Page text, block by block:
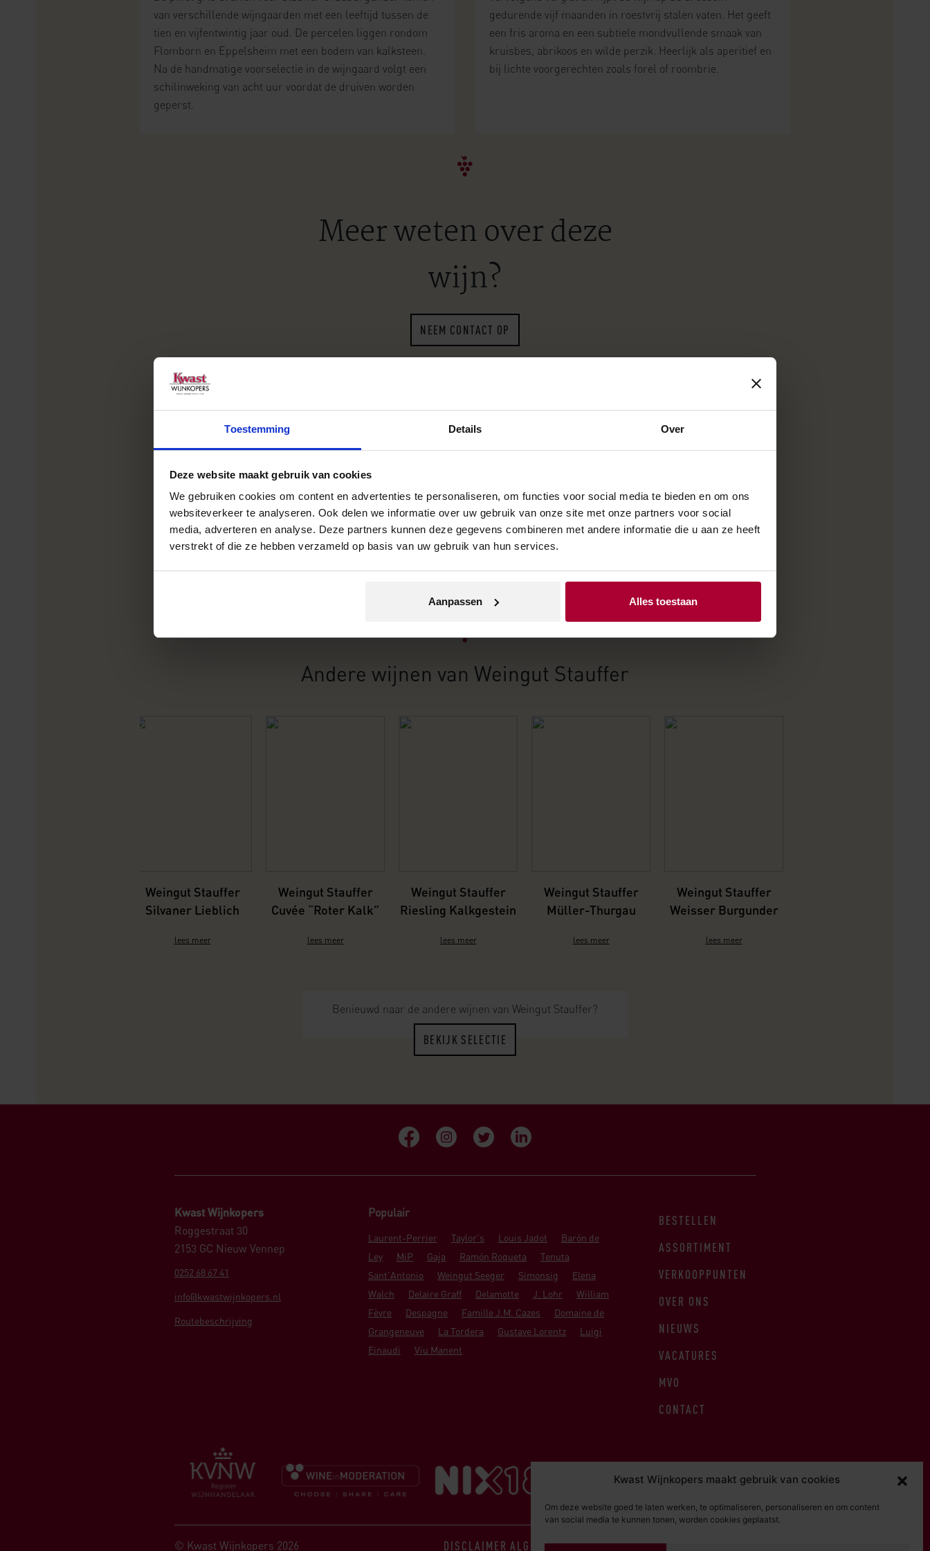
Toestemming Details Over
Deze website maakt gebruik van cookies
We gebruiken cookies om content en advertenties te personaliseren, om functies voor social media te bieden en om ons
websiteverkeer te analyseren. Ook delen we informatie over uw gebruik van onze site met onze partners voor social
media, adverteren en analyse. Deze partners kunnen deze gegevens combineren met andere informatie die u aan ze heeft
verstrekt of die ze hebben verzameld op basis van uw gebruik van hun services.
Aanpassen Alles toestaan
Kwast Wijnkopers maakt gebruik van cookies
Om deze website goed te laten werken, te optimaliseren, personaliseren en om content
van social media te kunnen tonen, worden cookies geplaatst.
van verschillende wijngaarden met een leeftijd tussen de
tien en vijfentwintig jaar oud. De percelen liggen rondom
Flomborn en Eppelsheim met een bodem van kalksteen.
Na de handmatige voorselectie in de wijngaard volgt een
schilinweking van acht uur voordat de druiven worden
geperst.
gedurende vijf maanden in roestvrij stalen vaten. Het geeft
een fris aroma en een subtiele mondvullende smaak van
kruisbes, abrikoos en wilde perzik. Heerlijk als aperitief en
bij lichte voorgerechten zoals forel of roombrie.
Meer weten over deze
wijn?
NEEM CONTACT OP
Verkooppunt zoeken
Geen zakelijke klant? Vul dan uw plaatsnaam of postcode in
en vind het dichtstbijzijnde verkooppunt.
Andere wijnen van Weingut Stauffer
Weingut Stauffer
Silvaner Lieblich
lees meer
Weingut Stauffer
Cuvée “Roter Kalk”
lees meer
Weingut Stauffer
Riesling Kalkgestein
lees meer
Weingut Stauffer
Müller-Thurgau
lees meer
Weingut Stauffer
Weisser Burgunder
lees meer
Benieuwd naar de andere wijnen van Weingut Stauffer?
BEKIJK SELECTIE
Kwast Wijnkopers
Roggestraat 30
2153 GC Nieuw Vennep
0252 68 67 41
info@kwastwijnkopers.nl
Routebeschrijving
Populair
Laurent-Perrier Taylor's Louis Jadot
Barón de
Ley
MiP Gaja Ramón Roqueta
Tenuta
Sant'Antonio
Weingut Seeger Simonsig
Elena
Walch
Delaire Graff Delamotte J. Lohr
William
Fèvre
Despagne Famille J.M. Cazes
Domaine de
Grangeneuve
La Tordera Gustave Lorentz
Luigi
Einaudi
Viu Manent
BESTELLEN
ASSORTIMENT
VERKOOPPUNTEN
OVER ONS
NIEUWS
VACATURES
MVO
CONTACT
© Kwast Wijnkopers 2026 DISCLAIMER ALGEMENE VOORWAARDENPRIVACY STATEMENT